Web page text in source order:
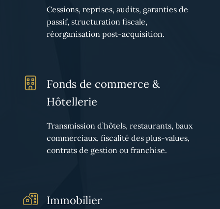
Cessions, reprises, audits, garanties de
passif, structuration fiscale,
réorganisation post-acquisition.
Fonds de commerce &
Hôtellerie
Transmission d’hôtels, restaurants, baux
commerciaux, fiscalité des plus-values,
contrats de gestion ou franchise.
Immobilier